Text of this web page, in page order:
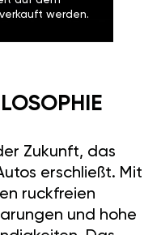
werden.
Zukunft, das
erschließt. Mit
ruckfreien
und hohe